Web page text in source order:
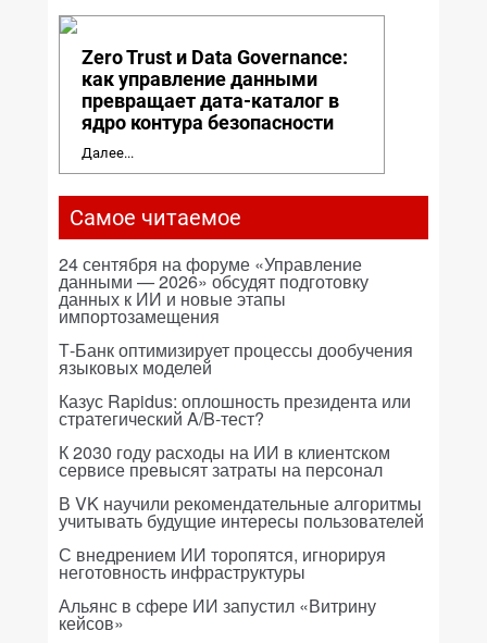
Zero Trust и Data Governance:
как управление данными
превращает дата-каталог в
ядро контура безопасности
Далее...
Самое читаемое
24 сентября на форуме «Управление
данными — 2026» обсудят подготовку
данных к ИИ и новые этапы
импортозамещения
Т-Банк оптимизирует процессы дообучения
языковых моделей
Казус Rapidus: оплошность президента или
стратегический A/B-тест?
К 2030 году расходы на ИИ в клиентском
сервисе превысят затраты на персонал
В VK научили рекомендательные алгоритмы
учитывать будущие интересы пользователей
С внедрением ИИ торопятся, игнорируя
неготовность инфраструктуры
Альянс в сфере ИИ запустил «Витрину
кейсов»